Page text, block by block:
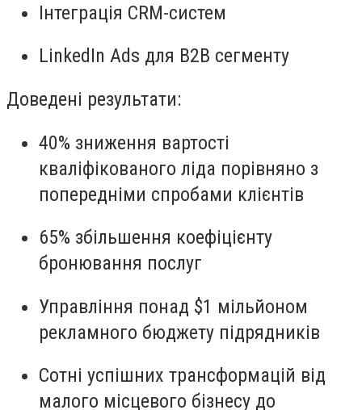
Інтеграція CRM-систем
LinkedIn Ads для B2B сегменту
Доведені результати:
40% зниження вартості
кваліфікованого ліда порівняно з
попередніми спробами клієнтів
65% збільшення коефіцієнту
бронювання послуг
Управління понад $1 мільйоном
рекламного бюджету підрядників
Сотні успішних трансформацій від
малого місцевого бізнесу до